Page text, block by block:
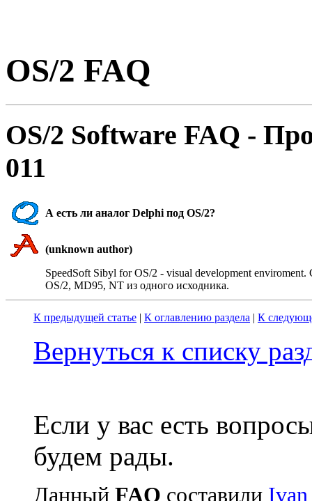
OS/2 FAQ
OS/2 Software FAQ -
011
А есть ли аналог Delphi под OS/2?
(unknown author)
SpeedSoft Sibyl for OS/2 - visual development
OS/2, MD95, NT из одного исходника.
К предыдущей статье | К оглавлению раздела | К
Вернуться к списку
Если у вас есть
будем рады.
Данный FAQ cоставили